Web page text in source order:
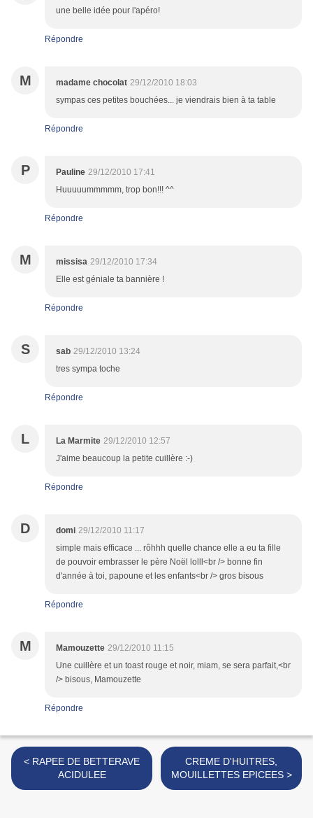
une belle idée pour l'apéro!
Répondre
M madame chocolat 29/12/2010 18:03
sympas ces petites bouchées... je viendrais bien à ta table
Répondre
P Pauline 29/12/2010 17:41
Huuuuummmmm, trop bon!!! ^^
Répondre
M missisa 29/12/2010 17:34
Elle est géniale ta bannière !
Répondre
S sab 29/12/2010 13:24
tres sympa toche
Répondre
L La Marmite 29/12/2010 12:57
J'aime beaucoup la petite cuillère :-)
Répondre
D domi 29/12/2010 11:17
simple mais efficace ... rôhhh quelle chance elle a eu ta fille
de pouvoir embrasser le père Noël lolll<br /> bonne fin
d'année à toi, papoune et les enfants<br /> gros bisous
Répondre
M Mamouzette 29/12/2010 11:15
Une cuillère et un toast rouge et noir, miam, se sera parfait,<br
/> bisous, Mamouzette
Répondre
< RAPEE DE BETTERAVE
ACIDULEE
CREME D'HUITRES,
MOUILLETTES EPICEES >